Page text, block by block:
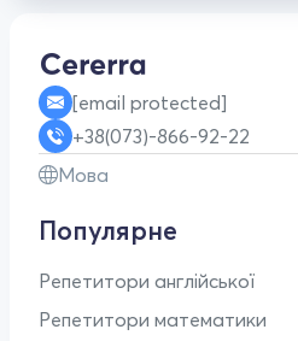
[email protected]
+38(073)-866-92-22
Мова
Популярне
Репетитори англійської
Репетитори математики